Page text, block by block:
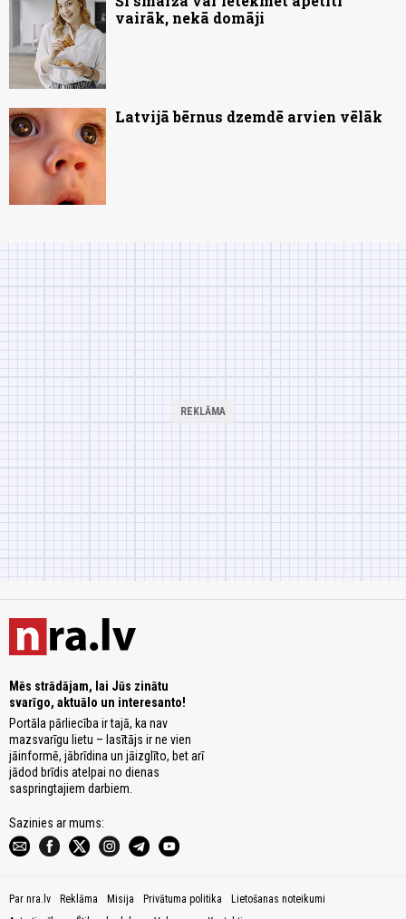
vairāk, nekā domāji
Latvijā bērnus dzemdē arvien vēlāk
Mēs strādājam, lai Jūs zinātu
svarīgo, aktuālo un interesanto!
Portāla pārliecība ir tajā, ka nav
mazsvarīgu lietu – lasītājs ir ne vien
jāinformē, jābrīdina un jāizglīto, bet arī
jādod brīdis atelpai no dienas
saspringtajiem darbiem.
Sazinies ar mums:
Par nra.lv Reklāma Misija Privātuma politika
Lietošanas noteikumi